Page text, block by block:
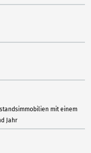
mit einem
Jahr